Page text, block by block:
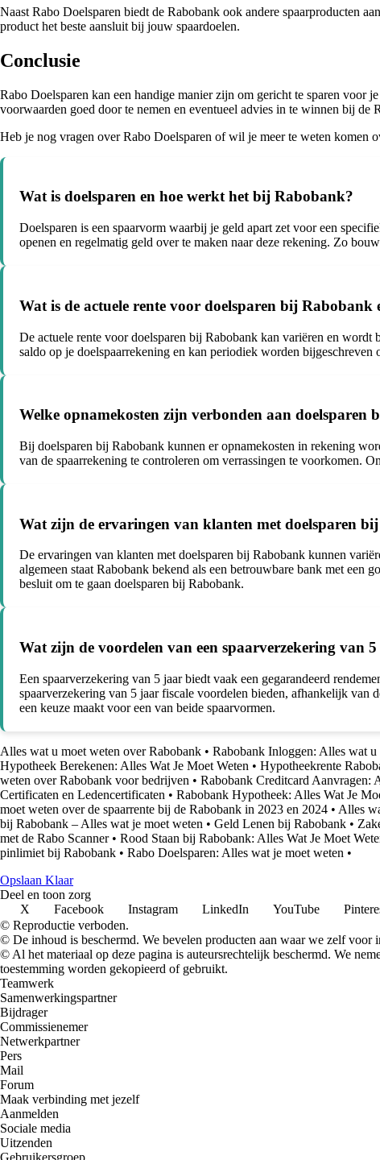
Naast Rabo Doelsparen biedt de Rabobank ook andere spaarproducten
product het beste aansluit bij jouw spaardoelen.
Conclusie
Rabo Doelsparen kan een handige manier zijn om gericht te sparen voor
voorwaarden goed door te nemen en eventueel advies in te winnen bij de
Heb je nog vragen over Rabo Doelsparen of wil je meer te weten komen
Wat is doelsparen en hoe werkt het bij Rabobank?
Doelsparen is een spaarvorm waarbij je geld apart zet voor een
openen en regelmatig geld over te maken naar deze rekening. Zo
Wat is de actuele rente voor doelsparen bij Rabobank
De actuele rente voor doelsparen bij Rabobank kan variëren en wordt
saldo op je doelspaarrekening en kan periodiek worden bijgeschreven
Welke opnamekosten zijn verbonden aan doelsparen
Bij doelsparen bij Rabobank kunnen er opnamekosten in rekening
van de spaarrekening te controleren om verrassingen te voorkomen.
Wat zijn de ervaringen van klanten met doelsparen
De ervaringen van klanten met doelsparen bij Rabobank kunnen
algemeen staat Rabobank bekend als een betrouwbare bank met een
besluit om te gaan doelsparen bij Rabobank.
Wat zijn de voordelen van een spaarverzekering van
Een spaarverzekering van 5 jaar biedt vaak een gegarandeerd
spaarverzekering van 5 jaar fiscale voordelen bieden, afhankelijk van
een keuze maakt voor een van beide spaarvormen.
Alles wat u moet weten over Rabobank • Rabobank Inloggen: Alles wat u
Hypotheek Berekenen: Alles Wat Je Moet Weten • Hypotheekrente
weten over Rabobank voor bedrijven • Rabobank Creditcard Aanvragen:
Certificaten en Ledencertificaten • Rabobank Hypotheek: Alles Wat Je
moet weten over de spaarrente bij de Rabobank in 2023 en 2024 • Alles
bij Rabobank – Alles wat je moet weten • Geld Lenen bij Rabobank •
met de Rabo Scanner• Rood Staan bij Rabobank: Alles Wat Je Moet
pinlimiet bij Rabobank • Rabo Doelsparen: Alles wat je moet weten •
Opslaan Klaar
Deel en toon zorg
X
Facebook Instagram LinkedIn YouTube
© Reproductie verboden.
© De inhoud is beschermd. We bevelen producten aan waar we zelf voor
© Al het materiaal op deze pagina is auteursrechtelijk beschermd. We
toestemming worden gekopieerd of gebruikt.
Teamwerk
Samenwerkingspartner
Bijdrager
Commissienemer
Netwerkpartner
Pers
Mail
Forum
Maak verbinding met jezelf
Aanmelden
Sociale media
Uitzenden
Gebruikersgroep